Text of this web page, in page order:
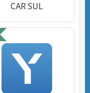
CAR SUL